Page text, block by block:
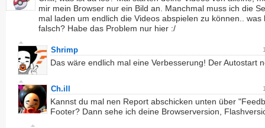
mir mein Browser nur ein Bild an. Manchmal muss ich die
mal laden um endlich die Videos abspielen zu können.. was
falsch? Habe das Problem nur hier :/
Shrimp
Das wäre endlich mal eine Verbesserung! Der Autostart
Ch.ill
Kannst du mal nen Report abschicken unten über
Footer? Dann sehe ich deine Browserversion,